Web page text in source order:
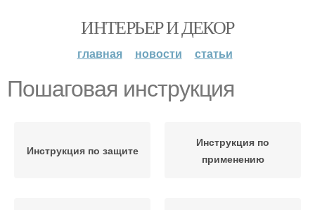
ИНТЕРЬЕР И ДЕКОР
главная новости статьи
Пошаговая инструкция
Инструкция по защите
Инструкция по
применению